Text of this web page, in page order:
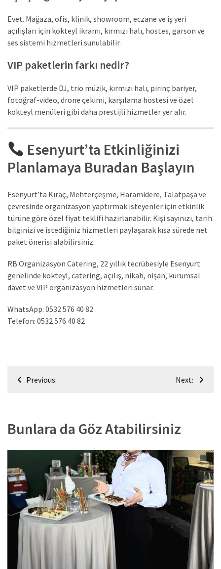
Evet. Mağaza, ofis, klinik, showroom, eczane ve iş yeri
açılışları için kokteyl ikramı, kırmızı halı, hostes, garson ve
ses sistemi hizmetleri sunulabilir.
VIP paketlerin farkı nedir?
VIP paketlerde DJ, trio müzik, kırmızı halı, pirinç bariyer,
fotoğraf-video, drone çekimi, karşılama hostesi ve özel
kokteyl menüleri gibi daha prestijli hizmetler yer alır.
Esenyurt’ta Etkinliğinizi
Planlamaya Buradan Başlayın
Esenyurt’ta Kıraç, Mehterçeşme, Haramidere, Talatpaşa ve
çevresinde organizasyon yaptırmak isteyenler için etkinlik
türüne göre özel fiyat teklifi hazırlanabilir. Kişi sayınızı, tarih
bilginizi ve istediğiniz hizmetleri paylaşarak kısa sürede net
paket önerisi alabilirsiniz.
RB Organizasyon Catering, 22 yıllık tecrübesiyle Esenyurt
genelinde kokteyl, catering, açılış, nikah, nişan, kurumsal
davet ve VIP organizasyon hizmetleri sunar.
WhatsApp: 0532 576 40 82
Telefon: 0532 576 40 82
YazıPrevious: Next:
Bunlara da Göz Atabilirsiniz